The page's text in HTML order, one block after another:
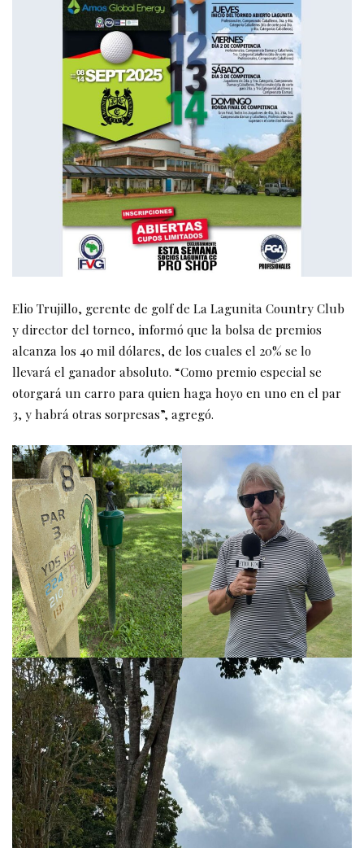
Elio Trujillo, gerente de golf de La Lagunita Country Club
y director del torneo, informó que la bolsa de premios
alcanza los 40 mil dólares, de los cuales el 20% se lo
llevará el ganador absoluto. “Como premio especial se
otorgará un carro para quien haga hoyo en uno en el par
3, y habrá otras sorpresas”, agregó.